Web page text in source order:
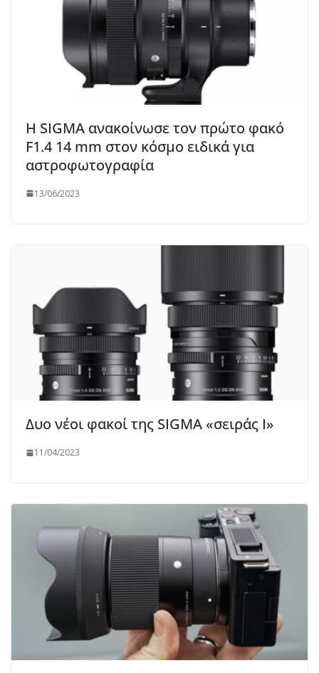
Η SIGMA ανακοίνωσε τον πρώτο φακό
F1.4 14 mm στον κόσμο ειδικά για
αστροφωτογραφία
13/06/2023
Δυο νέοι φακοί της SIGMA «σειράς I»
11/04/2023